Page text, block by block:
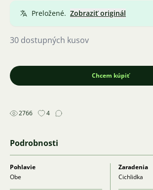
Preložené. Zobraziť originál
30 dostupných kusov
Chcem kúpiť
2766 4
Podrobnosti
Pohlavie
Obe
Zaradenia
Cichlidka